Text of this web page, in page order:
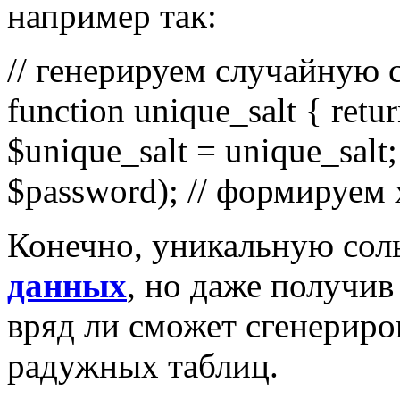
например так:
// генерируем случайную
function unique_salt {
$unique_salt =
$password); // формируем
Конечно, уникальную
данных, но даже
вряд ли сможет
радужных таблиц.